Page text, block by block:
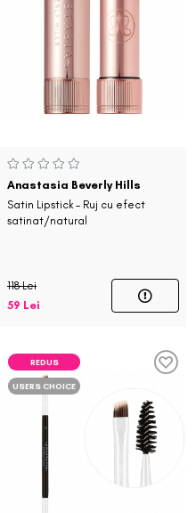
Anastasia Beverly Hills
Satin Lipstick - Ruj cu efect
satinat/natural
118 Lei
59 Lei
REDUS
USERS CHOICE